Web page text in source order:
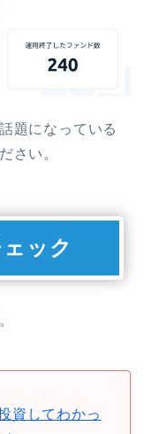
題になっている
さい。
ック
資してわかっ